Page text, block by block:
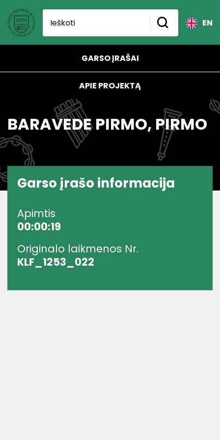
EN
GARSO ĮRAŠAI
APIE PROJEKTĄ
BARAVEDE PIRMO, PIRMO
Garso įrašo informacija
Apimtis
00:00:19
Originalo laikmenos Nr.
KLF_1253_022